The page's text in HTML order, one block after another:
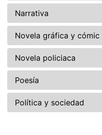
Narrativa
Novela gráfica y cómic
Novela policiaca
Poesía
Política y sociedad